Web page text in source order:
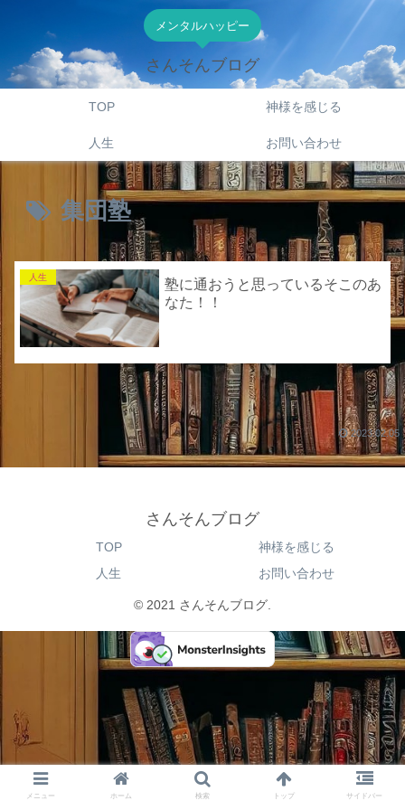
メンタルハッピー
さんそんブログ
TOP 神様を感じる
人生 お問い合わせ
集団塾
人生
塾に通おうと思っているそこのあ
なた！！
2023.02.05
さんそんブログ
TOP
神様を感じる
人生
お問い合わせ
© 2021 さんそんブログ.
メニュー ホーム 検索 トップ サイドバー